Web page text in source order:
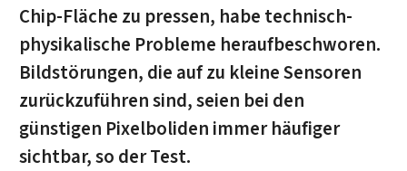
Chip-Fläche zu pressen, habe technisch-
physikalische Probleme heraufbeschworen.
Bildstörungen, die auf zu kleine Sensoren
zurückzuführen sind, seien bei den
günstigen Pixelboliden immer häufiger
sichtbar, so der Test.